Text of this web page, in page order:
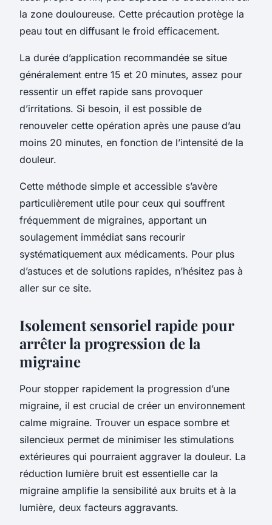
la zone douloureuse. Cette précaution protège la
peau tout en diffusant le froid efficacement.
La durée d’application recommandée se situe
généralement entre 15 et 20 minutes, assez pour
ressentir un effet rapide sans provoquer
d’irritations. Si besoin, il est possible de
renouveler cette opération après une pause d’au
moins 20 minutes, en fonction de l’intensité de la
douleur.
Cette méthode simple et accessible s’avère
particulièrement utile pour ceux qui souffrent
fréquemment de migraines, apportant un
soulagement immédiat sans recourir
systématiquement aux médicaments. Pour plus
d’astuces et de solutions rapides, n’hésitez pas à
aller sur ce site.
Isolement sensoriel rapide pour
arrêter la progression de la
migraine
Pour stopper rapidement la progression d’une
migraine, il est crucial de créer un environnement
calme migraine. Trouver un espace sombre et
silencieux permet de minimiser les stimulations
extérieures qui pourraient aggraver la douleur. La
réduction lumière bruit est essentielle car la
migraine amplifie la sensibilité aux bruits et à la
lumière, deux facteurs aggravants.